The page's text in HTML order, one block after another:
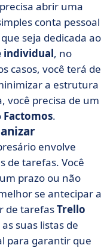
abrir uma
conta pessoal
seja dedicada ao
individual, no
casos, você terá de
a estrutura
você precisa de um
Factomos.
envolve
de tarefas. Você
prazo ou não
se antecipar a
de tarefasTrello
suas listas de
para garantir que